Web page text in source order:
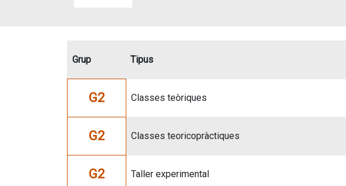
Grup Tipus
G2 Classes teòriques
G2 Classes teoricopràctiques
G2 Taller experimental